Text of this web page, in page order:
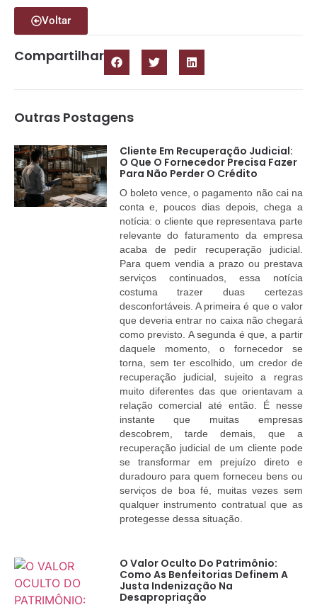
Voltar
Compartilhar
Outras Postagens
Cliente Em Recuperação Judicial:
O Que O Fornecedor Precisa Fazer
Para Não Perder O Crédito
O boleto vence, o pagamento não cai na
conta e, poucos dias depois, chega a
notícia: o cliente que representava parte
relevante do faturamento da empresa
acaba de pedir recuperação judicial.
Para quem vendia a prazo ou prestava
serviços continuados, essa notícia
costuma trazer duas certezas
desconfortáveis. A primeira é que o valor
que deveria entrar no caixa não chegará
como previsto. A segunda é que, a partir
daquele momento, o fornecedor se
torna, sem ter escolhido, um credor de
recuperação judicial, sujeito a regras
muito diferentes das que orientavam a
relação comercial até então. É nesse
instante que muitas empresas
descobrem, tarde demais, que a
recuperação judicial de um cliente pode
se transformar em prejuízo direto e
duradouro para quem forneceu bens ou
serviços de boa fé, muitas vezes sem
qualquer instrumento contratual que as
protegesse dessa situação.
O Valor Oculto Do Patrimônio:
Como As Benfeitorias Definem A
Justa Indenização Na
Desapropriação